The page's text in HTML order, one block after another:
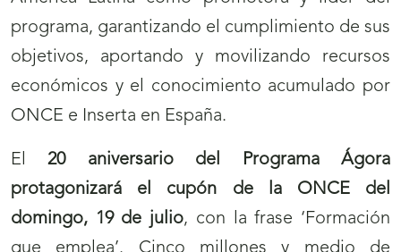
programa, garantizando el cumplimiento de sus
objetivos, aportando y movilizando recursos
económicos y el conocimiento acumulado por
ONCE e Inserta en España.
El20 aniversario del Programa Ágora
protagonizará el cupón de la ONCE del
domingo, 19 de julio, con la frase ‘Formación
que emplea’. Cinco millones y medio de